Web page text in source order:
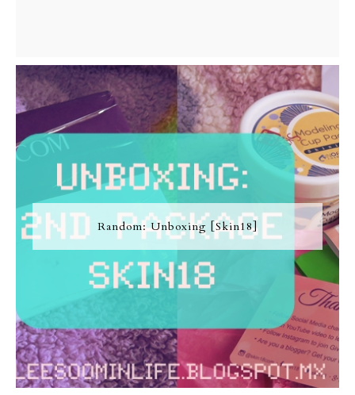
Random: Unboxing [Skin18]